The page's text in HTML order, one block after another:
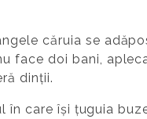
căruia se
face doi bani,
dinții.
care își țuguia